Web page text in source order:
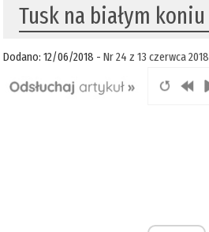
Tusk na białym koniu
Dodano: 12/06/2018 -Nr 24 z 13 czerwca 2018